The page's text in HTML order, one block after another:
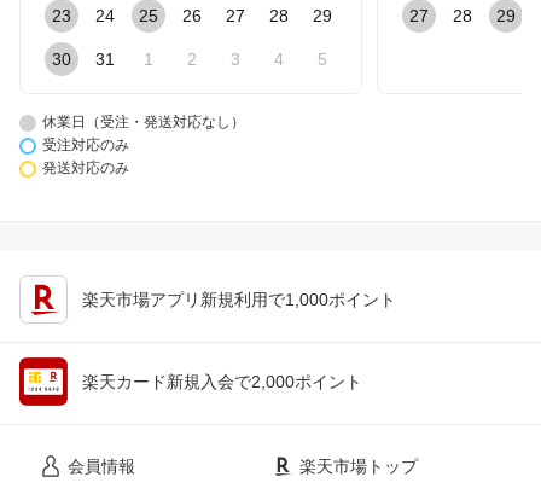
23 24 25 26 27 28 29
30 31 1 2 3 4 5
27 28 29
休業日（受注・発送対応なし）
受注対応のみ
発送対応のみ
楽天市場アプリ新規利用で1,000ポイント
楽天カード新規入会で2,000ポイント
会員情報 楽天市場トップ